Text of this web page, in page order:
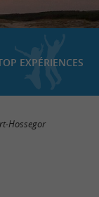
EXPÉRIENCES
la carte
Hossegor